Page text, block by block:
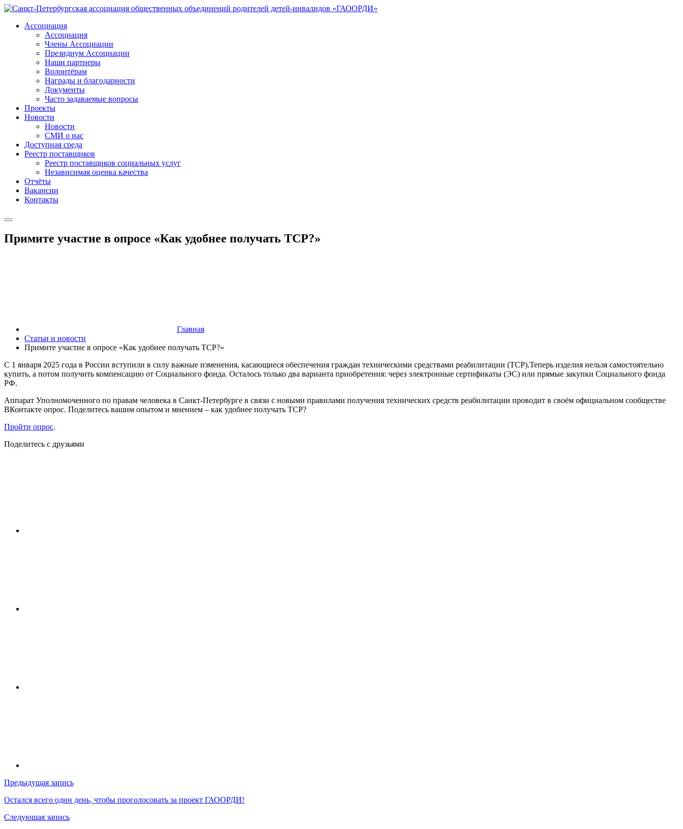
Ассоциация
Ассоциация
Члены Ассоциации
Президиум Ассоциации
Наши партнеры
Волонтёрам
Награды и благодарности
Документы
Часто задаваемые вопросы
Проекты
Новости
Новости
СМИ о нас
Доступная среда
Реестр поставщиков
Реестр поставщиков социальных услуг
Независимая оценка качества
Отчёты
Вакансии
Контакты
Примите участие в опросе «Как удобнее получать ТСР?»
Главная
Статьи и новости
Примите участие в опросе «Как удобнее получать ТСР?»
С 1 января 2025 года в России вступили в силу важные изменения, касающиеся обеспечения граждан техническими средствами реабилитации (ТСР).Теперь изделия нельзя самостоятельно
купить, а потом получить компенсацию от Социального фонда. Осталось только два варианта приобретения: через электронные сертификаты (ЭС) или прямые закупки Социального фонда
РФ.
Аппарат Уполномоченного по правам человека в Санкт-Петербурге в связи с новыми правилами получения технических средств реабилитации проводит в своём официальном сообществе
ВКонтакте опрос. Поделитесь вашим опытом и мнением – как удобнее получать ТСР?
Пройти опрос.
Поделитесь с друзьями
Навигация
по
записям
Предыдущая запись
Остался всего один день, чтобы проголосовать за проект ГАООРДИ!
Следующая запись